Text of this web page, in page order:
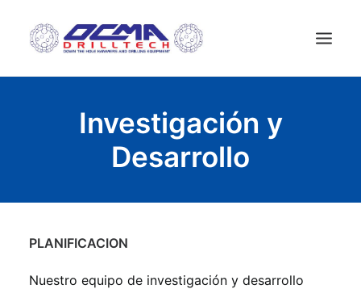
EQUIPOS USADOS
Investigación y
Desarrollo
PLANIFICACION
Nuestro equipo de investigación y desarrollo